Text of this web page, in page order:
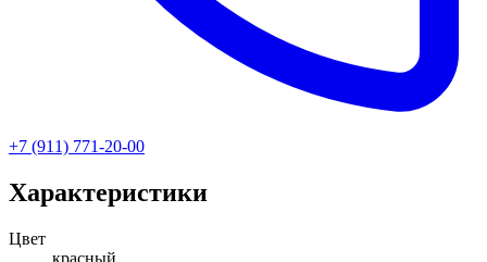
+7 (911) 771-20-00
Характеристики
Цвет
красный